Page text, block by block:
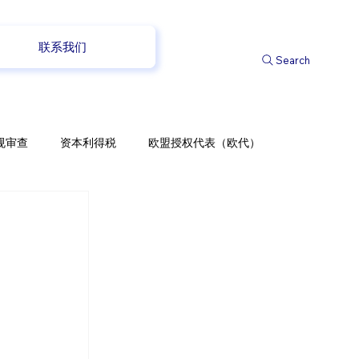
联系我们
Search
审查 资本利得税 欧盟授权代表（欧代）